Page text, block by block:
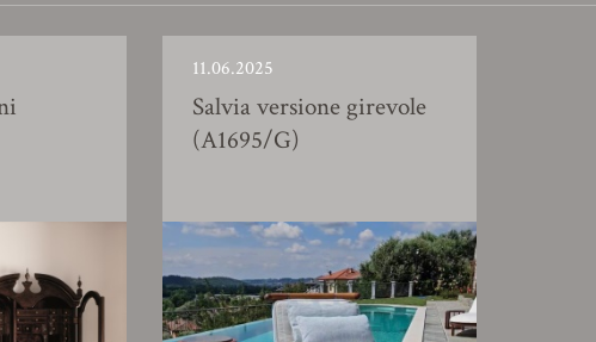
11.06.2025
Salvia versione girevole
(A1695/G)